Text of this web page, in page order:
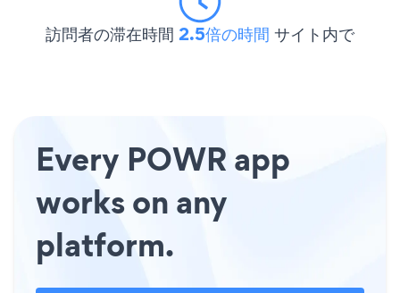
訪問者の滞在時間 2.5倍の時間 サイト内で
Every POWR app
works on any
platform.